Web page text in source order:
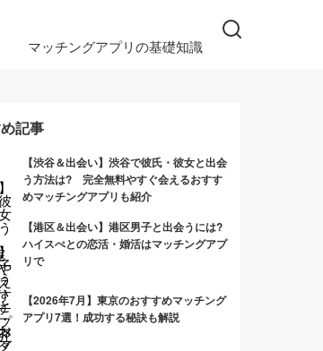
マッチングアプリの基礎知識
記事
【渋谷＆出会い】渋谷で彼氏・彼女と出会
う方法は? 完全無料やすぐ会えるおすす
めマッチングアプリも紹介
【港区＆出会い】港区男子と出会うには?
ハイスぺとの恋活・婚活はマッチングアプ
リで
【2026年7月】東京のおすすめマッチング
アプリ7選！成功する秘訣も解説